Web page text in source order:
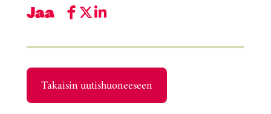
Jaa
Takaisin uutishuoneeseen